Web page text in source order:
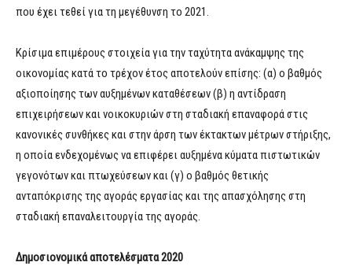
που έχει τεθεί για τη μεγέθυνση το 2021.
Κρίσιμα επιμέρους στοιχεία για την ταχύτητα ανάκαμψης της
οικονομίας κατά το τρέχον έτος αποτελούν επίσης: (α) ο βαθμός
αξιοποίησης των αυξημένων καταθέσεων (β) η αντίδραση
επιχειρήσεων και νοικοκυριών στη σταδιακή επαναφορά στις
κανονικές συνθήκες και στην άρση των έκτακτων μέτρων στήριξης,
η οποία ενδεχομένως να επιφέρει αυξημένα κύματα πιστωτικών
γεγονότων και πτωχεύσεων και (γ) ο βαθμός θετικής
ανταπόκρισης της αγοράς εργασίας και της απασχόλησης στη
σταδιακή επαναλειτουργία της αγοράς.
Δημοσιονομικά αποτελέσματα 2020